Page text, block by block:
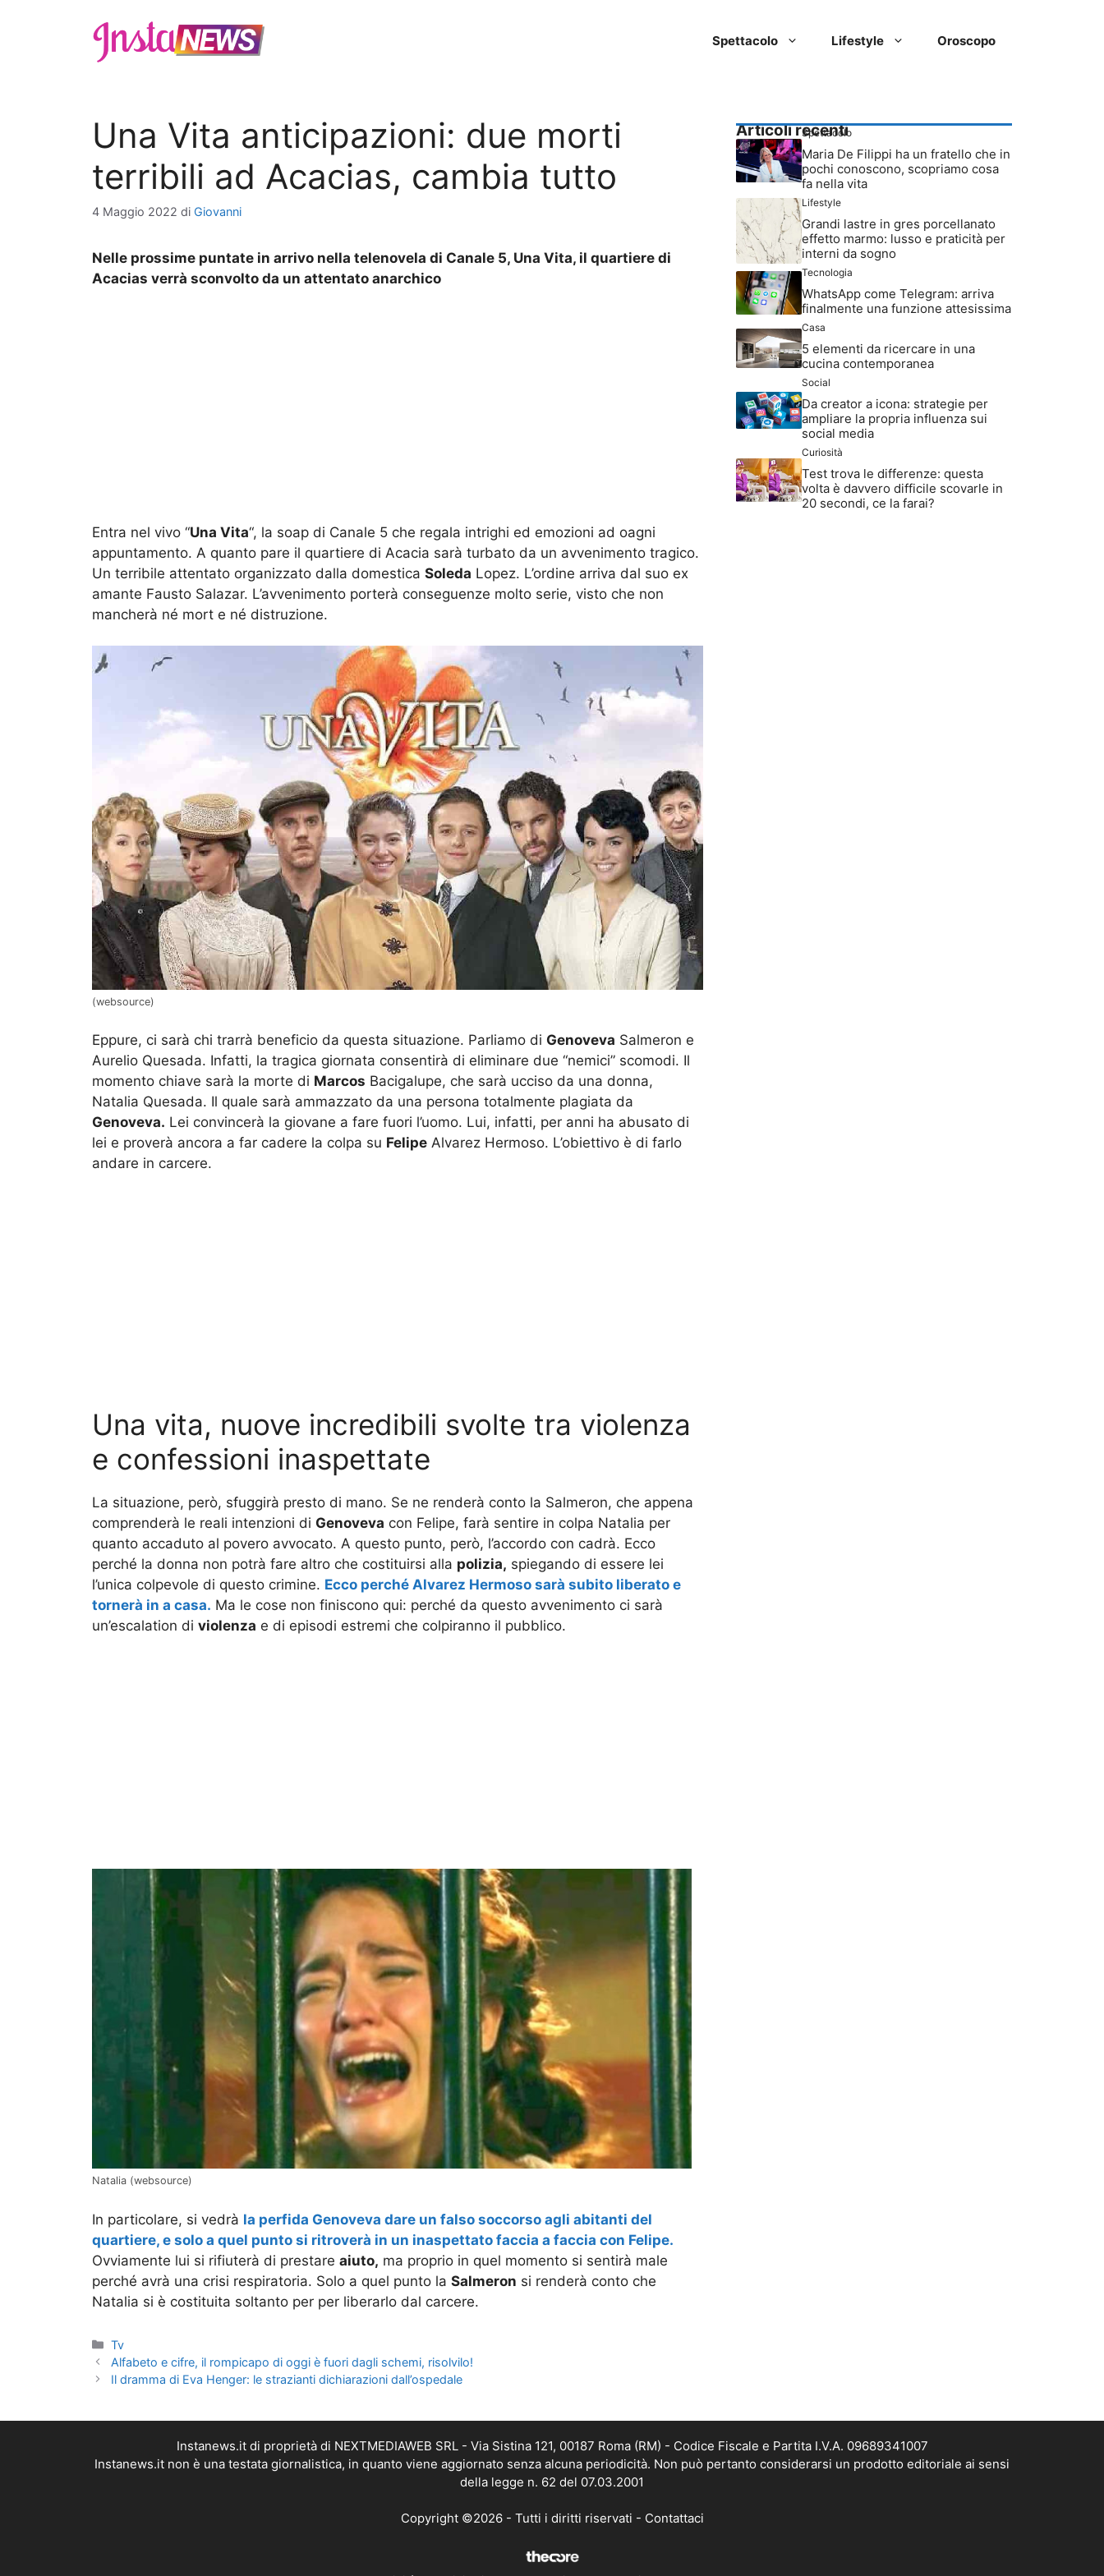
Spettacolo Lifestyle Oroscopo
Una Vita anticipazioni: due morti
terribili ad Acacias, cambia tutto
4 Maggio 2022 di Giovanni
Nelle prossime puntate in arrivo nella telenovela di Canale 5, Una Vita, il quartiere di
Acacias verrà sconvolto da un attentato anarchico
Entra nel vivo “Una Vita“, la soap di Canale 5 che regala intrighi ed emozioni ad oagni
appuntamento. A quanto pare il quartiere di Acacia sarà turbato da un avvenimento tragico.
Un terribile attentato organizzato dalla domestica Soleda Lopez. L’ordine arriva dal suo ex
amante Fausto Salazar. L’avvenimento porterà conseguenze molto serie, visto che non
mancherà né mort e né distruzione.
(websource)
Eppure, ci sarà chi trarrà beneficio da questa situazione. Parliamo di Genoveva Salmeron e
Aurelio Quesada. Infatti, la tragica giornata consentirà di eliminare due “nemici” scomodi. Il
momento chiave sarà la morte di Marcos Bacigalupe, che sarà ucciso da una donna,
Natalia Quesada. Il quale sarà ammazzato da una persona totalmente plagiata da
Genoveva. Lei convincerà la giovane a fare fuori l’uomo. Lui, infatti, per anni ha abusato di
lei e proverà ancora a far cadere la colpa su Felipe Alvarez Hermoso. L’obiettivo è di farlo
andare in carcere.
Una vita, nuove incredibili svolte tra violenza
e confessioni inaspettate
La situazione, però, sfuggirà presto di mano. Se ne renderà conto la Salmeron, che appena
comprenderà le reali intenzioni di Genoveva con Felipe, farà sentire in colpa Natalia per
quanto accaduto al povero avvocato. A questo punto, però, l’accordo con cadrà. Ecco
perché la donna non potrà fare altro che costituirsi alla polizia, spiegando di essere lei
l’unica colpevole di questo crimine. Ecco perché Alvarez Hermoso sarà subito liberato e
tornerà in a casa. Ma le cose non finiscono qui: perché da questo avvenimento ci sarà
un’escalation di violenza e di episodi estremi che colpiranno il pubblico.
Natalia (websource)
In particolare, si vedrà la perfida Genoveva dare un falso soccorso agli abitanti del
quartiere, e solo a quel punto si ritroverà in un inaspettato faccia a faccia con Felipe.
Ovviamente lui si rifiuterà di prestare aiuto, ma proprio in quel momento si sentirà male
perché avrà una crisi respiratoria. Solo a quel punto la Salmeron si renderà conto che
Natalia si è costituita soltanto per per liberarlo dal carcere.
Categorie
Tv
Alfabeto e cifre, il rompicapo di oggi è fuori dagli schemi, risolvilo!
Il dramma di Eva Henger: le strazianti dichiarazioni dall’ospedale
Articoli recenti
Spettacolo
Maria De Filippi ha un fratello che in
pochi conoscono, scopriamo cosa
fa nella vita
Lifestyle
Grandi lastre in gres porcellanato
effetto marmo: lusso e praticità per
interni da sogno
Tecnologia
WhatsApp come Telegram: arriva
finalmente una funzione attesissima
Casa
5 elementi da ricercare in una
cucina contemporanea
Social
Da creator a icona: strategie per
ampliare la propria influenza sui
social media
Curiosità
Test trova le differenze: questa
volta è davvero difficile scovarle in
20 secondi, ce la farai?
Instanews.it di proprietà di NEXTMEDIAWEB SRL - Via Sistina 121, 00187 Roma (RM) - Codice Fiscale e Partita I.V.A. 09689341007
Instanews.it non è una testata giornalistica, in quanto viene aggiornato senza alcuna periodicità. Non può pertanto considerarsi un prodotto editoriale ai sensi
della legge n. 62 del 07.03.2001
Copyright ©2026 - Tutti i diritti riservati - Contattaci